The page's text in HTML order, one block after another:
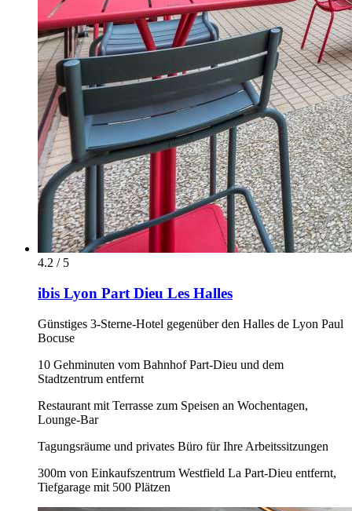
4.2 / 5
ibis Lyon Part Dieu Les Halles
Günstiges 3-Sterne-Hotel gegenüber den Halles de Lyon Paul
Bocuse
10 Gehminuten vom Bahnhof Part-Dieu und dem
Stadtzentrum entfernt
Restaurant mit Terrasse zum Speisen an Wochentagen,
Lounge-Bar
Tagungsräume und privates Büro für Ihre Arbeitssitzungen
300m von Einkaufszentrum Westfield La Part-Dieu entfernt,
Tiefgarage mit 500 Plätzen